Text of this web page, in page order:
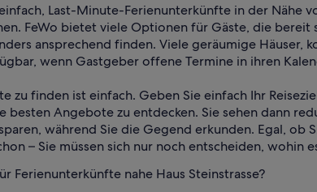
Last-Minute-Ferienunterkünfte in der Nähe
FeWo bietet viele Optionen für Gäste, die
ansprechend finden. Viele geräumige Häuser,
wenn Gastgeber offene Termine in ihren
zu finden ist einfach. Geben Sie einfach Ihr
besten Angebote zu entdecken. Sie sehen dann
während Sie die Gegend erkunden. Egal,
– Sie müssen sich nur noch entscheiden, wohin
Ferienunterkünfte nahe Haus Steinstrasse?